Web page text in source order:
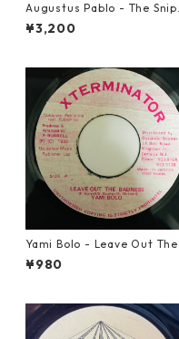
Augustus Pablo - The
r【7-21945】
¥3,200
Yami Bolo - Leave Out The
Badness 【7-10916】
¥980